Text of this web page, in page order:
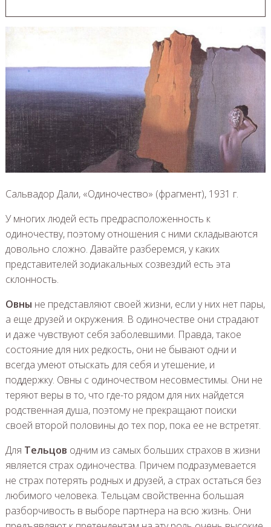
Сальвадор Дали, «Одиночество» (фрагмент), 1931 г.
У многих людей есть предрасположенность к
одиночеству, поэтому отношения с ними складываются
довольно сложно. Давайте разберемся, у каких
представителей зодиакальных созвездий есть эта
склонность.
Овны не представляют своей жизни, если у них нет пары,
а еще друзей и окружения. В одиночестве они страдают
и даже чувствуют себя заболевшими. Правда, такое
состояние для них редкость, они не бывают одни и
всегда умеют отыскать для себя и утешение, и
поддержку. Овны с одиночеством несовместимы. Они не
теряют веры в то, что где-то рядом для них найдется
родственная душа, поэтому не прекращают поиски
своей второй половины до тех пор, пока ее не встретят.
Для Тельцов одним из самых больших страхов в жизни
является страх одиночества. Причем подразумевается
не страх потерять родных и друзей, а страх остаться без
любимого человека. Тельцам свойственна большая
разборчивость в выборе партнера на всю жизнь. Они